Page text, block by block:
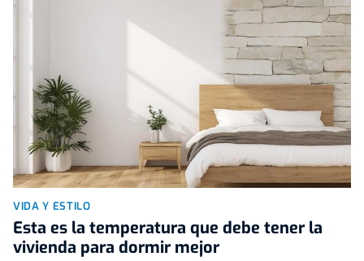
VIDA Y ESTILO
Esta es la temperatura que debe tener la
vivienda para dormir mejor